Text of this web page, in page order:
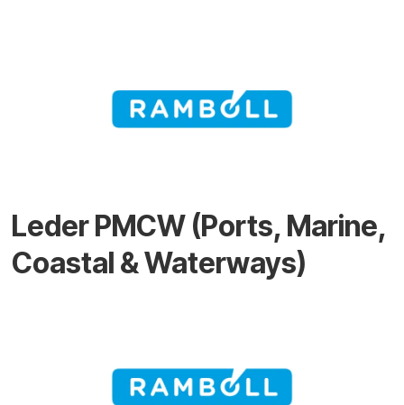
Leder PMCW (Ports, Marine,
Coastal & Waterways)